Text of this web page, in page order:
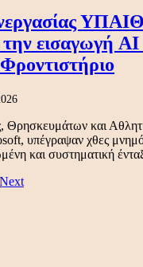
εισαγωγή
Θρησκευμάτων και
υπέγραψαν χθες
και συστηματική
Next